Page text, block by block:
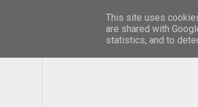
This site uses
are shared with
statistics, and to